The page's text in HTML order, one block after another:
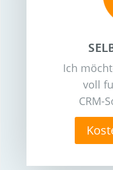
Ich
voll
CRM-